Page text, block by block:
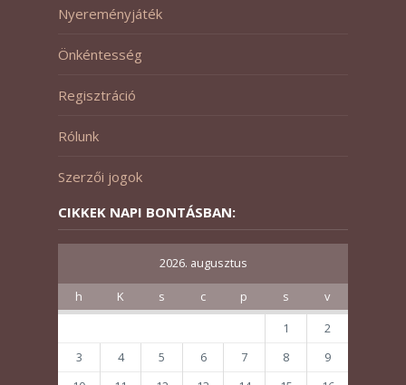
Nyereményjáték
Önkéntesség
Regisztráció
Rólunk
Szerzői jogok
CIKKEK NAPI BONTÁSBAN:
2026. augusztus
h K s c p s
v
1
2
3
4 5 6 7 8
9